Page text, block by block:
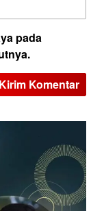
pada